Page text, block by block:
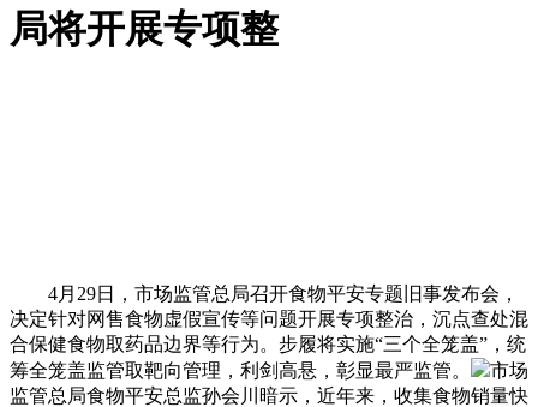
局将开展专项整
4月29日，市场监管总局召开食物平安专题旧事发布会，
决定针对网售食物虚假宣传等问题开展专项整治，沉点查处混
合保健食物取药品边界等行为。步履将实施“三个全笼盖”，统
筹全笼盖监管取靶向管理，利剑高悬，彰显最严监管。
市场
监管总局食物平安总监孙会川暗示，近年来，收集食物销量快